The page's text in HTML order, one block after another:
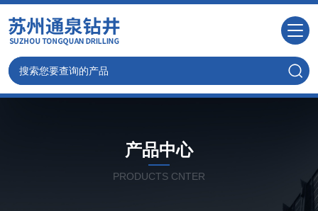
产品中心
PRODUCTS CNTER